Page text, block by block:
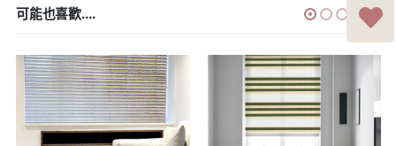
可能也喜歡....